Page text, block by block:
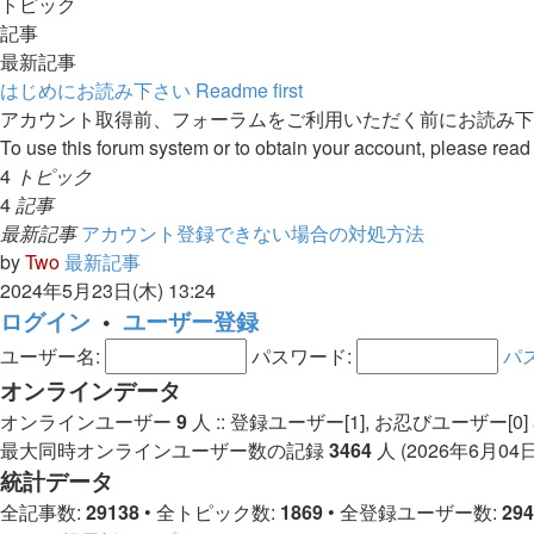
記事
最新記事
はじめにお読み下さい Readme first
アカウント取得前、フォーラムをご利用いただく前にお読み
To use this forum system or to obtain your account, please
4 トピック
4記事
最新記事 アカウント登録できない場合の対処方法
byTwo最新記事
2024年5月23日(木) 13:24
ログイン • ユーザー登録
ユーザー名: パスワード: パ
オンラインデータ
オンラインユーザー 9 人 :: 登録ユーザー[1], お忍びユーザー
最大同時オンラインユーザー数の記録3464 人 (2026年6月04
統計データ
全記事数: 29138 • 全トピック数: 1869 • 全登録ユーザー数: 294